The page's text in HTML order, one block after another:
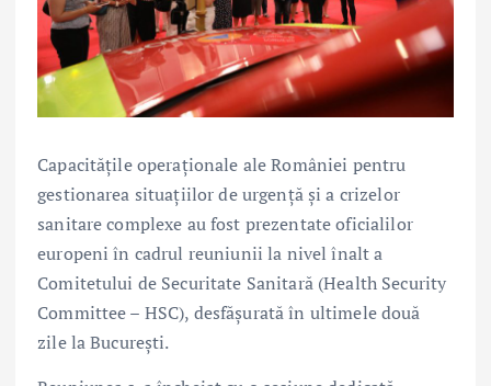
Capacitățile operaționale ale României pentru
gestionarea situațiilor de urgență și a crizelor
sanitare complexe au fost prezentate oficialilor
europeni în cadrul reuniunii la nivel înalt a
Comitetului de Securitate Sanitară (Health Security
Committee – HSC), desfășurată în ultimele două
zile la București.